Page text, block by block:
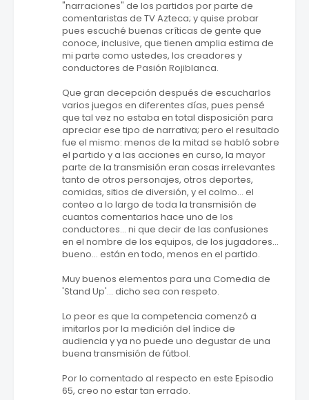
"narraciones" de los partidos por parte de
comentaristas de TV Azteca; y quise probar
pues escuché buenas críticas de gente que
conoce, inclusive, que tienen amplia estima de
mi parte como ustedes, los creadores y
conductores de Pasión Rojiblanca.
Que gran decepción después de escucharlos
varios juegos en diferentes días, pues pensé
que tal vez no estaba en total disposición para
apreciar ese tipo de narrativa; pero el resultado
fue el mismo: menos de la mitad se habló sobre
el partido y a las acciones en curso, la mayor
parte de la transmisión eran cosas irrelevantes
tanto de otros personajes, otros deportes,
comidas, sitios de diversión, y el colmo... el
conteo a lo largo de toda la transmisión de
cuantos comentarios hace uno de los
conductores... ni que decir de las confusiones
en el nombre de los equipos, de los jugadores...
bueno... están en todo, menos en el partido.
Muy buenos elementos para una Comedia de
'Stand Up'... dicho sea con respeto.
Lo peor es que la competencia comenzó a
imitarlos por la medición del índice de
audiencia y ya no puede uno degustar de una
buena transmisión de fútbol.
Por lo comentado al respecto en este Episodio
65, creo no estar tan errado.